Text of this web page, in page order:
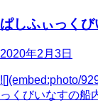
ぱしふぃっく
2020年2月3日
![](embed:photo/
っくびいなすの船